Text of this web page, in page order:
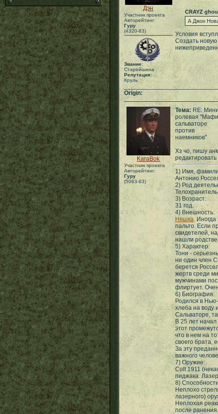
Дэн
Участник проекта
Авторейтинг:
Гуру
(4320-83)
Звание:
Старейшина
Репутация:
Круль
CRAYZ
А Джон
Условия
Создать
Origin:
KaraBok
Участник проекта
Авторейтинг:
Гуру
(5063-63)
Тема: RE:
ролевая
сальваторе
против
наемников"
Хз чо, пишу
1) Имя,
Антонио
2) Род
3) Возраст:
31 год.
4) Внешность:
Няшка.
пальто. Если
свидетелей,
нашли
5) Характер:
Тони -
ни один член
берется
жертв среди
мужчинами
флиртует.
6) Биография:
Родился в
хлеба на воду
Сальваторе,
В 25 лет
этот
что в нем на
своего брата,
За эту
важного
7) Оружие:
Colt 1911
пиджака.
8)
Неплохо
лазерного)
Неплохая
после ранения.